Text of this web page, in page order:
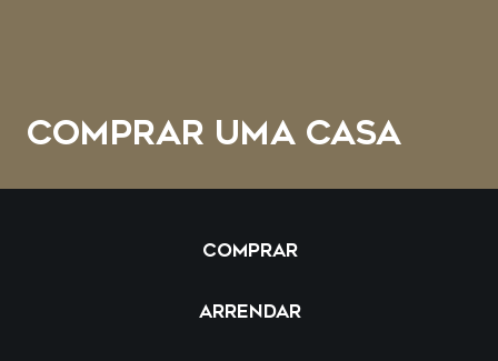
COMPRAR UMA CASA
COMPRAR
ARRENDAR